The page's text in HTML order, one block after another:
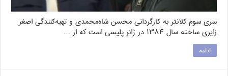
سری سوم کلانتر به کارگردانی محسن شاه‌محمدی و تهیه‌کنندگی اصغر
زایری ساخته سال ۱۳۸۴ در ژانر پلیسی است که از …
ادامه